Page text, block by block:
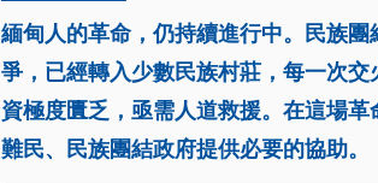
緬甸人的革命，仍持續進行中。民族
爭，已經轉入少數民族村莊，每一次
資極度匱乏，亟需人道救援。在這場
難民、民族團結政府提供必要的協助。